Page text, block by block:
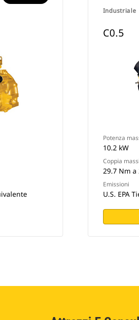
Industriale
C0.5
Potenza
10.2 kW
Coppia
29.7 Nm
Emissioni
U.S. EPA